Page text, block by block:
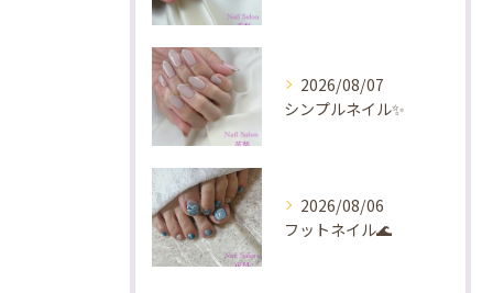
2026/08/07
シンプルネイル✨️
2026/08/06
フットネイル🌊